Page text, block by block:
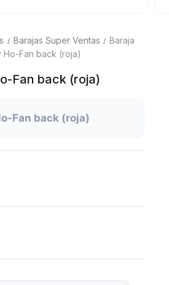
Barajas Super Ventas
Baraja
Ho-Fan back (roja)
Fan back (roja)
Fan back (roja)